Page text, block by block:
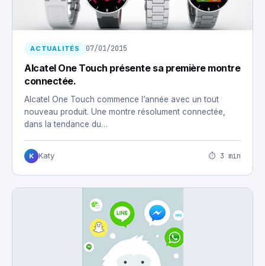
ACTUALITÉS 07/01/2015
Alcatel One Touch présente sa première montre
connectée.
Alcatel One Touch commence l’année avec un tout
nouveau produit. Une montre résolument connectée,
dans la tendance du…
K Katy ⏱ 3 min